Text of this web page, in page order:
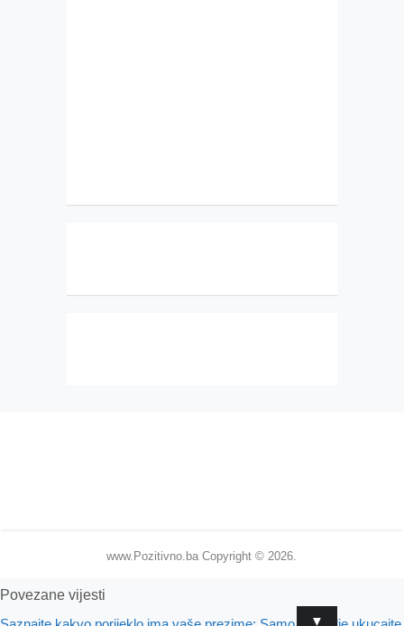
www.Pozitivno.ba Copyright © 2026.
▼
Povezane vijesti